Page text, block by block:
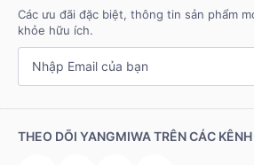
Các ưu đãi đặc biệt, thông tin sản phẩm
khỏe hữu ích.
THEO DÕI YANGMIWA TRÊN CÁC KÊNH